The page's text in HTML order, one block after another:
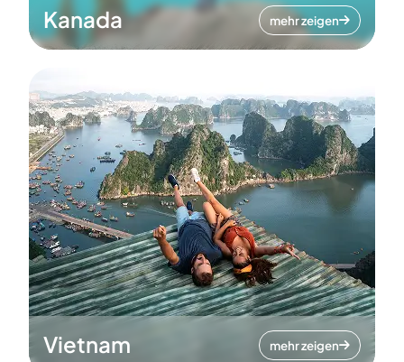
Kanada mehr zeigen
Vietnam mehr zeigen